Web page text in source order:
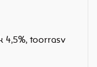
4,5%, toorrasv